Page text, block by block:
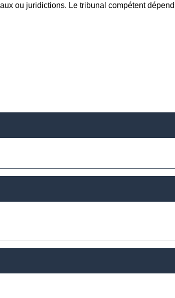
ou juridictions. Le tribunal compétent